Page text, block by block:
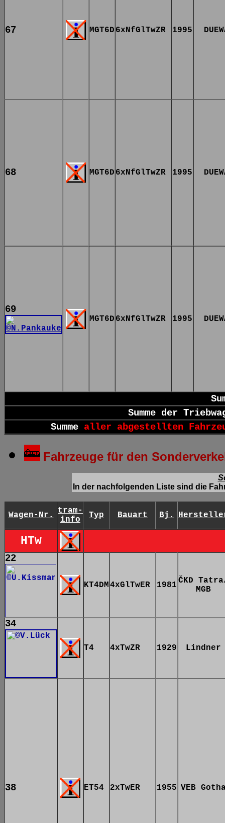
67 MGT6D 6xNfGlTwZR 1995
68 MGT6D 6xNfGlTwZR 1995
69
MGT6D 6xNfGlTwZR 1995
Summe der
Summe aller abgestellten
Fahrzeuge für den
In der nachfolgenden Liste sind die
Wagen-Nr.
tram-
info
Typ Bauart Bj.
HTw
22
KT4DM4xGlTwER 1981 ČKD
MGB
34
T4 4xTwZR 1929 Lindner
38 ET54 2xTwER 1955 VEB